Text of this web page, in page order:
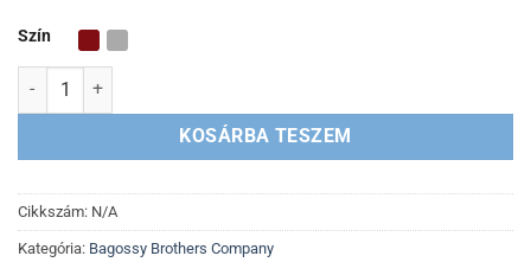
Szín
bgssy Baseball sapka mennyiség
KOSÁRBA TESZEM
Cikkszám: N/A
Kategória: Bagossy Brothers Company